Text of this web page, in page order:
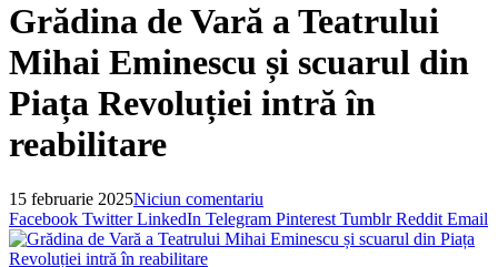
Grădina de Vară a Teatrului
Mihai Eminescu și scuarul din
Piața Revoluției intră în
reabilitare
15 februarie 2025Niciun comentariu
Facebook Twitter LinkedIn Telegram Pinterest Tumblr Reddit Email